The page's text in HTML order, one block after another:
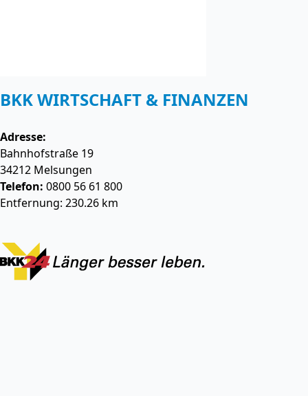
BKK WIRTSCHAFT & FINANZEN
Adresse:
Bahnhofstraße 19
34212 Melsungen
Telefon: 0800 56 61 800
Entfernung: 230.26 km